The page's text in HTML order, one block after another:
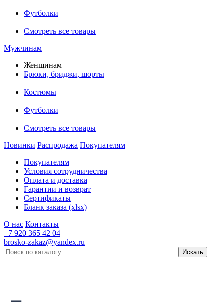
Футболки
Смотреть все товары
Мужчинам
Женщинам
Брюки, бриджи, шорты
Костюмы
Футболки
Смотреть все товары
Новинки Распродажа Покупателям
Покупателям
Условия сотрудничества
Оплата и доставка
Гарантии и возврат
Сертификаты
Бланк заказа (xlsx)
О нас Контакты
+7 920 365 42 04
brosko-zakaz@yandex.ru